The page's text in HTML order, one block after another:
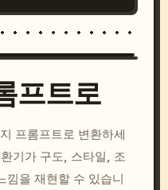
c, cyberpunk sunset, neon
colors, 8k --v 6.0
프트로
프롬프트로 변환하세
기가 구도, 스타일, 조
낌을 재현할 수 있습니